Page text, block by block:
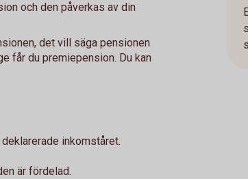
och den påverkas av din
det vill säga pensionen
får du premiepension. Du kan
inkomståret.
är fördelad.